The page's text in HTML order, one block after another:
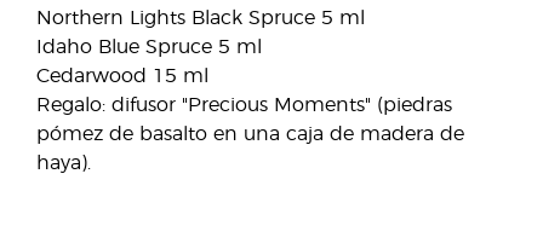
Northern Lights Black Spruce 5 ml
Idaho Blue Spruce 5 ml
Cedarwood 15 ml
Regalo: difusor "Precious Moments" (piedras
pómez de basalto en una caja de madera de
haya).